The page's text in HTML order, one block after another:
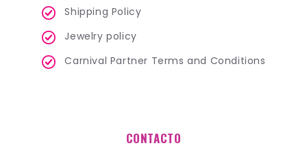
Shipping Policy
Jewelry policy
Carnival Partner Terms and Conditions
CONTACTO